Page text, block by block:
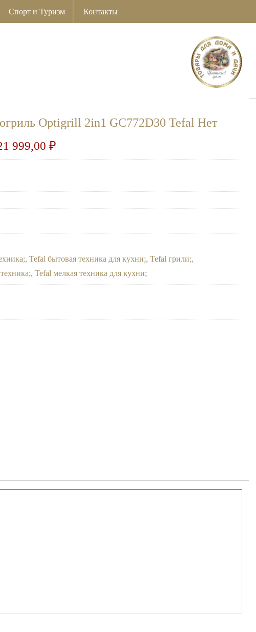
Спорт и Туризм Контакты
Optigrill 2in1 GC772D30 Tefal Нет
999,00₽
,Tefal бытовая техника для кухни ,Tefal грили ,
,Tefal мелкая техника для кухни